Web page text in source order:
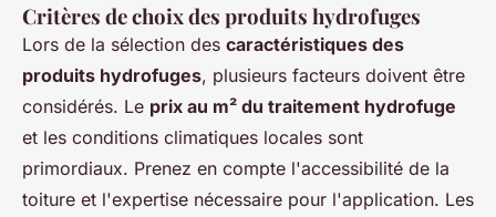
Critères de choix des produits hydrofuges
Lors de la sélection des caractéristiques des
produits hydrofuges, plusieurs facteurs doivent être
considérés. Le prix au m² du traitement hydrofuge
et les conditions climatiques locales sont
primordiaux. Prenez en compte l'accessibilité de la
toiture et l'expertise nécessaire pour l'application. Les